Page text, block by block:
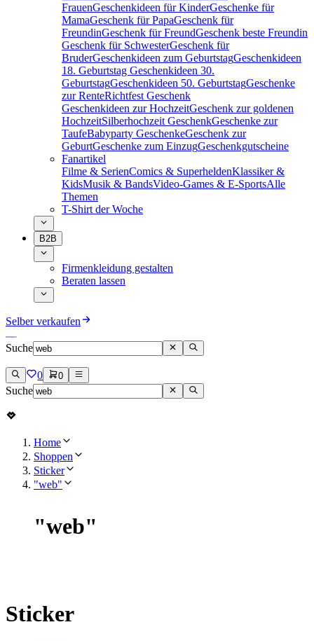
FrauenGeschenkideen für KinderGeschenke für
MamaGeschenk für PapaGeschenk für
FreundinGeschenk für FreundGeschenk beste Freundin
Geschenk für SchwesterGeschenk für
BruderGeschenkideen zum GeburtstagGeschenkideen
18. Geburtstag Geschenkideen 30.
GeburtstagGeschenkideen 50. GeburtstagGeschenke
zur RenteRichtfest Geschenk
Geschenkideen zur HochzeitGeschenk zur goldenen
HochzeitSilberhochzeit GeschenkGeschenke zur
TaufeBabyparty GeschenkeGeschenk zur
GeburtGeschenke zum EinzugGeschenkgutscheine
Fanartikel
Filme & SerienComics & SuperheldenKlassiker &
KidsMusik & BandsVideo-Games & E-SportsAlle
Themen
T-Shirt der Woche
B2B
Firmenkleidung gestalten
Beraten lassen
Selber verkaufen
Suche
0 0
Suche
Home
Shoppen
Sticker
"web"
"web"
Sticker